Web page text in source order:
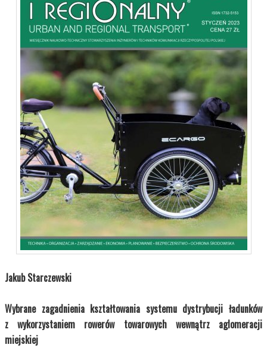
Jakub Starczewski
Wybrane zagadnienia kształtowania systemu dystrybucji ładunków
z wykorzystaniem rowerów towarowych wewnątrz aglomeracji
miejskiej